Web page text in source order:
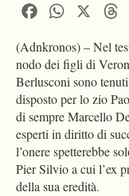
FacebookWhatsApp
(Adnkronos) – Nel
nodo dei figli di
Berlusconi sono
disposto per lo zio
di sempre Marcello
esperti in diritto di
l’onere spetterebbe
Pier Silvio a cui l’ex
della sua eredità.